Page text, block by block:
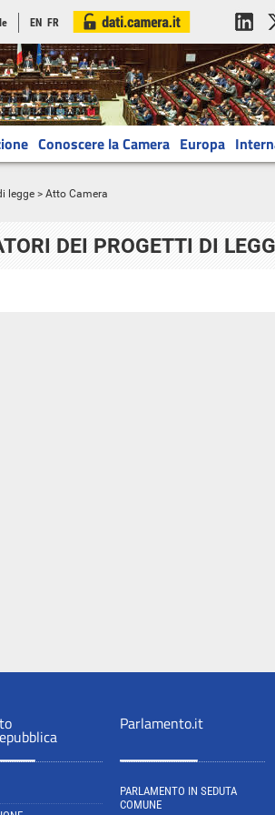
EN FR
Conoscere la Camera Europa
legge > Atto Camera
DEI PROGETTI DI
Parlamento.it
PARLAMENTO IN SEDUTA
COMUNE